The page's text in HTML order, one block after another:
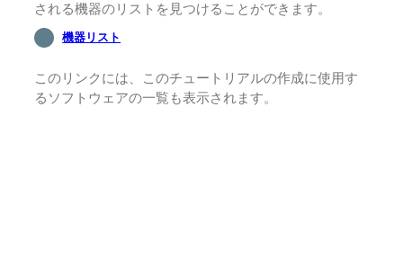
される機器のリストを見つけることができます。
機器リスト
このリンクには、このチュートリアルの作成に使用す
るソフトウェアの一覧も表示されます。